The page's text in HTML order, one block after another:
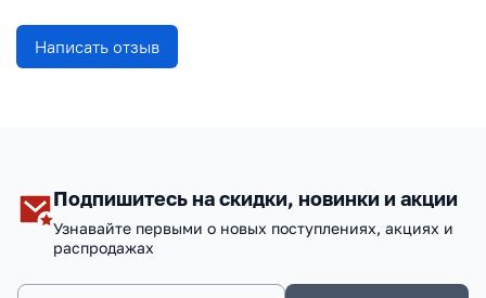
Написать отзыв
Подпишитесь на скидки, новинки и акции
Узнавайте первыми о новых поступлениях, акциях и
распродажах